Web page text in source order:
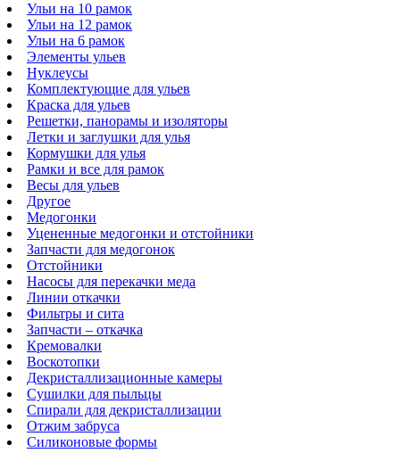
Ульи на 10 рамок
Ульи на 12 рамок
Ульи на 6 рамок
Элементы ульев
Нуклеусы
Комплектующие для ульев
Краска для ульев
Решетки, панорамы и изоляторы
Летки и заглушки для улья
Кормушки для улья
Рамки и все для рамок
Весы для ульев
Другое
Медогонки
Уцененные медогонки и отстойники
Запчасти для медогонок
Отстойники
Насосы для перекачки меда
Линии откачки
Фильтры и сита
Запчасти – откачка
Кремовалки
Воскотопки
Декристаллизационные камеры
Сушилки для пыльцы
Спирали для декристаллизации
Отжим забруса
Силиконовые формы